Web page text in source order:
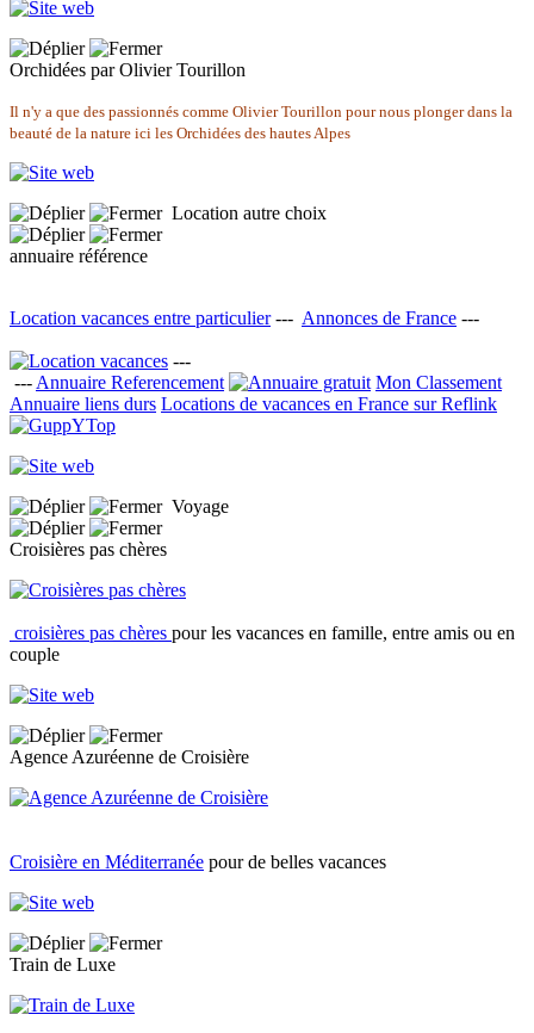
Orchidées par Olivier Tourillon
Il n'y a que des passionnés comme Olivier Tourillon pour nous plonger dans la
beauté de la nature ici les Orchidées des hautes Alpes
Location autre choix
annuaire référence
Location vacances entre particulier--- Annonces de France ---
---
--- Annuaire Referencement
Mon Classement
Annuaire liens durs Locations de vacances en France sur Reflink
Voyage
Croisières pas chères
croisières pas chères pour les vacances en famille, entre amis ou en
couple
Agence Azuréenne de Croisière
Croisière en Méditerranée pour de belles vacances
Train de Luxe